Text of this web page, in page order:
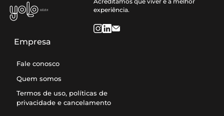
experiência.
Empresa
Fale conosco
Quem somos
Termos de uso, políticas de
privacidade e cancelamento